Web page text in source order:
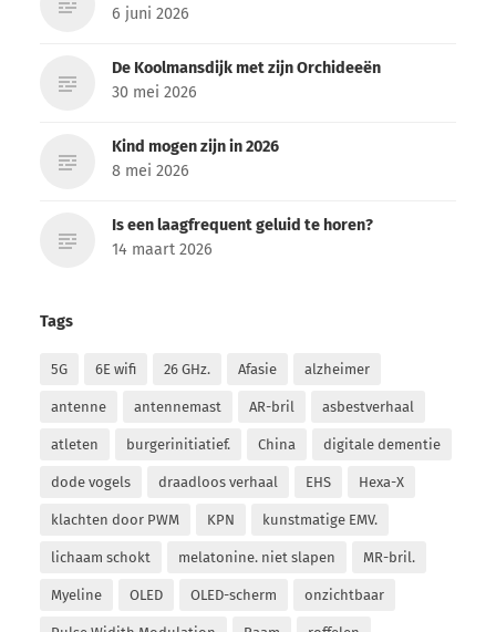
6 juni 2026
De Koolmansdijk met zijn Orchideeën
30 mei 2026
Kind mogen zijn in 2026
8 mei 2026
Is een laagfrequent geluid te horen?
14 maart 2026
Tags
5G 6E wifi 26 GHz. Afasie alzheimer
antenne antennemast AR-bril asbestverhaal
atleten burgerinitiatief. China digitale dementie
dode vogels draadloos verhaal EHS Hexa-X
klachten door PWM KPN kunstmatige EMV.
lichaam schokt melatonine. niet slapen MR-bril.
Myeline OLED OLED-scherm onzichtbaar